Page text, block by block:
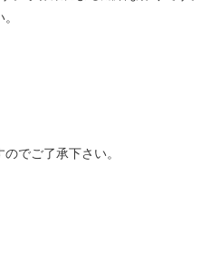
でご了承下さい。